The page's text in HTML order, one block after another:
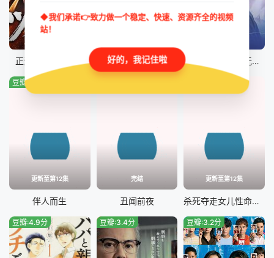
正港男一匹第二季 疗伤游戏 终幕回旋曲：致无法再见的你
更新至第12集
豆瓣:0.0分
伴人而生
完结
丑闻前夜
更新至第12集
杀死夺走女儿性命的人是罪吗？
豆瓣:4.9分 豆瓣:3.4分 豆瓣:3.2分
◆我们承诺👉致力做一个稳定、快速、资源齐全的视频
站！
好的，我记住啦